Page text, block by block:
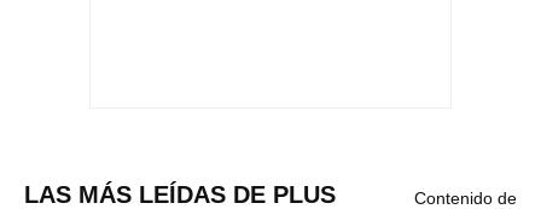
LAS MÁS LEÍDAS DE PLUS
Contenido de